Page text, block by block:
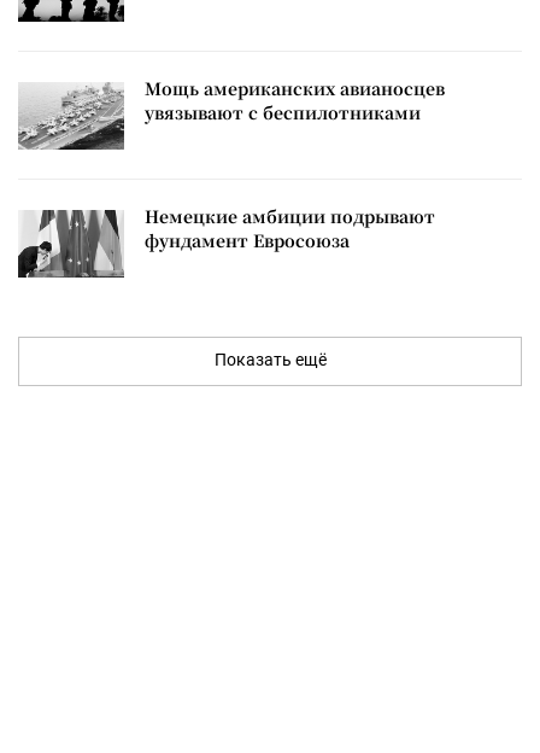
Мощь американских авианосцев
увязывают с беспилотниками
Немецкие амбиции подрывают
фундамент Евросоюза
Показать ещё